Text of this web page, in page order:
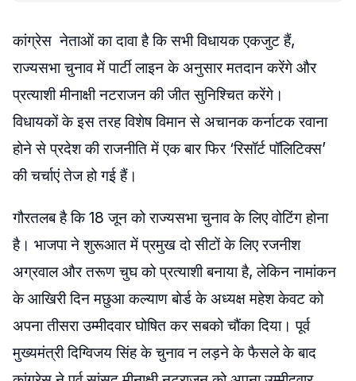
कांग्रेस नेताओं का दावा है कि सभी विधायक एकजुट हैं,
राज्यसभा चुनाव में पार्टी लाइन के अनुसार मतदान करेंगे और
प्रत्याशी मीनाक्षी नटराजन की जीत सुनिश्चित करेंगे।
विधायकों के इस तरह विशेष विमान से अचानक कर्नाटक रवाना
होने से प्रदेश की राजनीति में एक बार फिर ‘रिसॉर्ट पॉलिटिक्स’
की चर्चाएं तेज हो गई हैं।
गौरतलब है कि 18 जून को राज्यसभा चुनाव के लिए वोटिंग होना
है। भाजपा ने शुरूआत में प्रमुख दो सीटों के लिए रजनीश
अग्रवाल और तरूण चुघ को प्रत्याशी बनाया है, लेकिन नामांकन
के आखिरी दिन मछुआ कल्याण बोर्ड के अध्यक्ष महेश केवट को
अपना तीसरा उम्मीदवार घोषित कर सबको चौंका दिया। पूर्व
मुख्यमंत्री दिग्विजय सिंह के चुनाव न लड़ने के फैसले के बाद